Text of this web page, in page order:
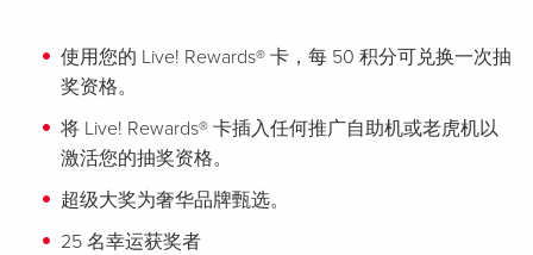
使用您的 Live! Rewards® 卡，每 50 积分可兑换一次抽
奖资格。
将 Live! Rewards® 卡插入任何推广自助机或老虎机以
激活您的抽奖资格。
超级大奖为奢华品牌甄选。
25 名幸运获奖者